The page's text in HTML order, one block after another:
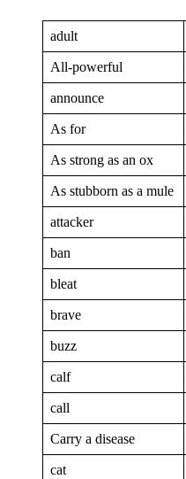
adult
All-powerful
announce
As for
As strong as an ox
As stubborn as a mule
attacker
ban
bleat
brave
buzz
calf
call
Carry a disease
cat